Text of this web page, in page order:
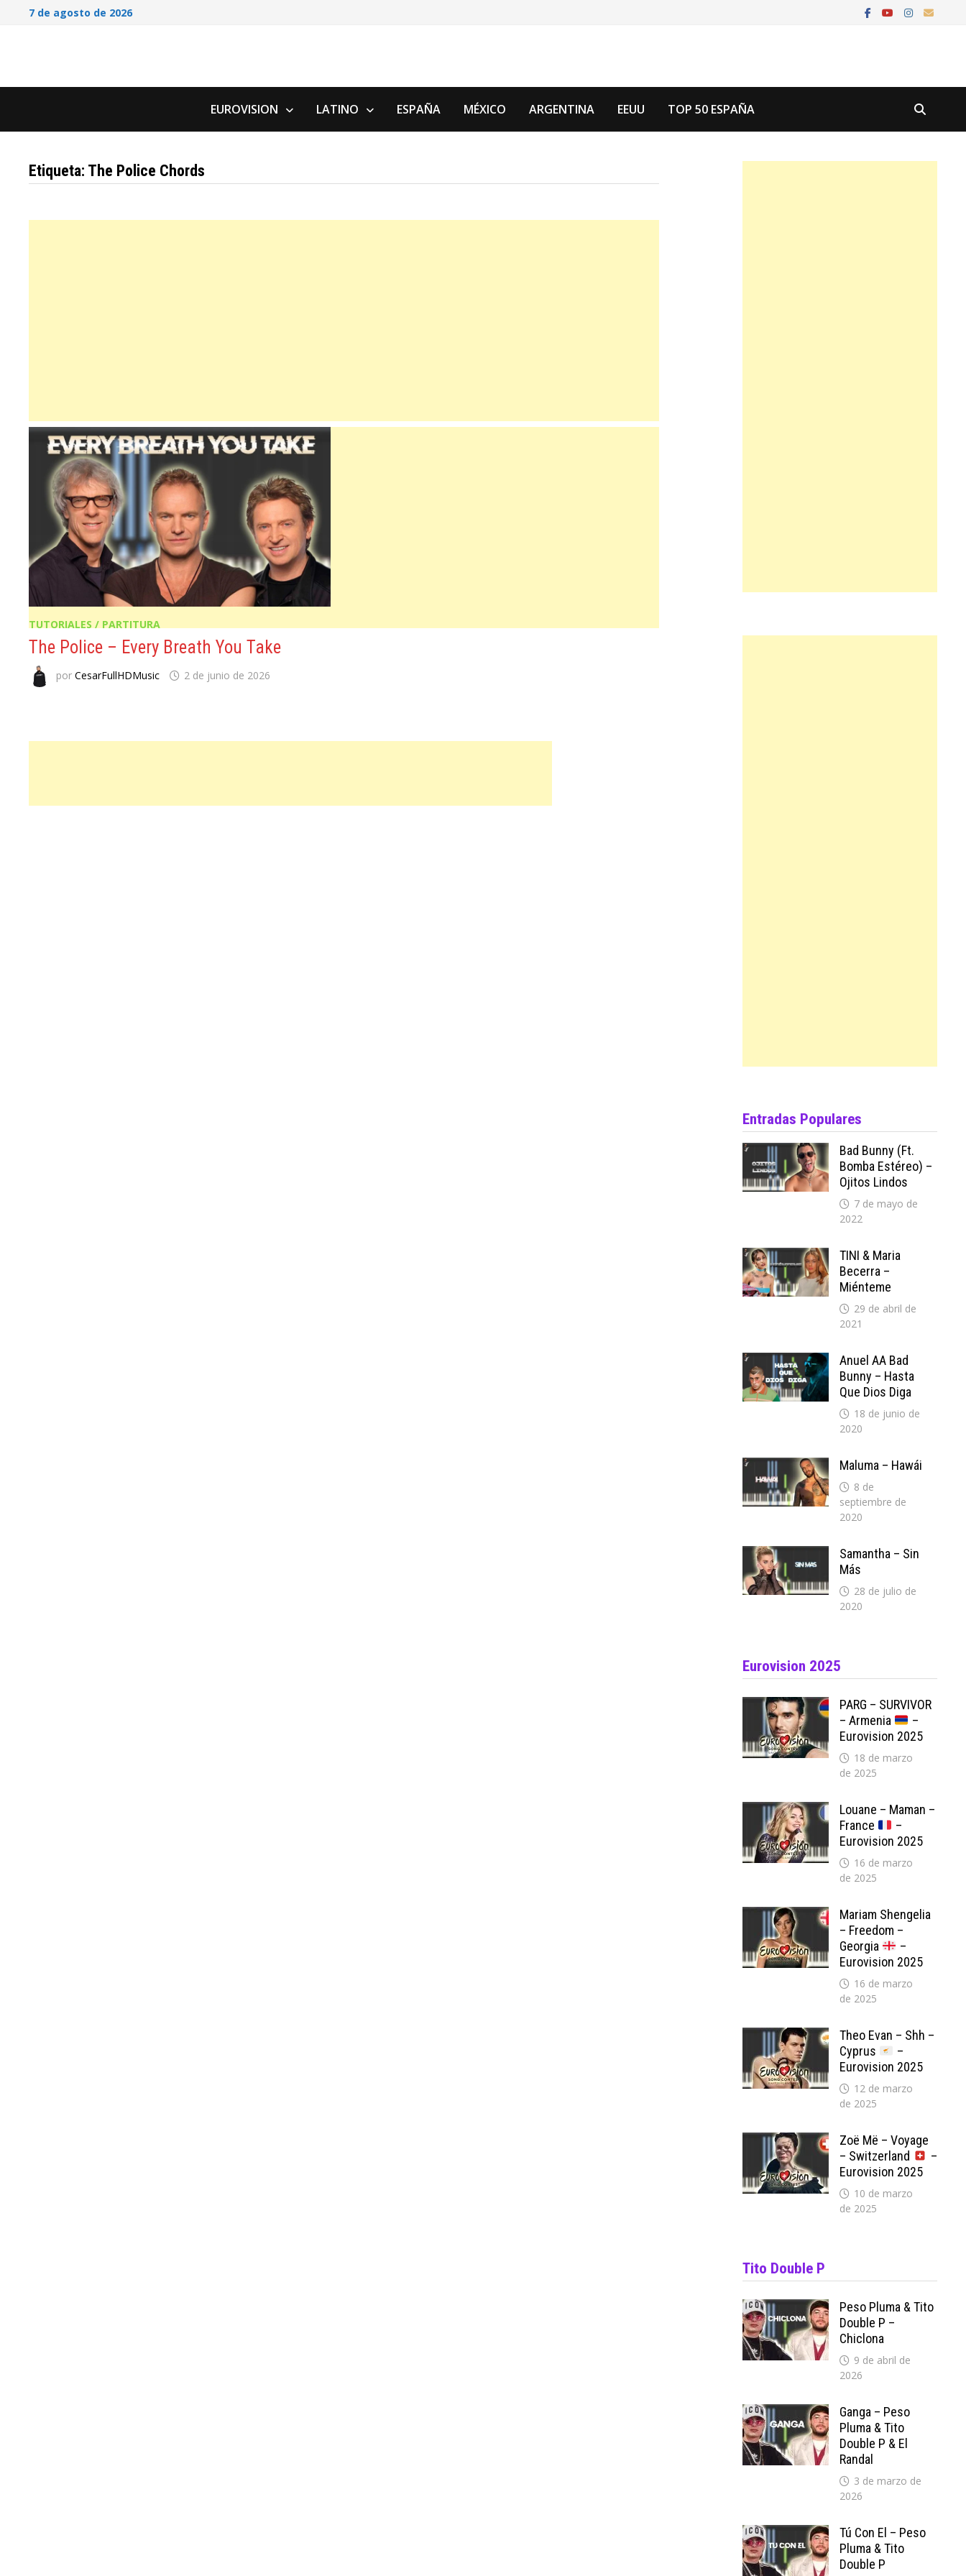
Saltar7 de agosto de 2026
EUROVISION LATINO ESPAÑA MÉXICO ARGENTINA EEUU TOP 50 ESPAÑA
Etiqueta: The Police Chords
TUTORIALES / PARTITURA
The Police – Every Breath You Take
porCesarFullHDMusic 2 de junio de 2026
Entradas Populares
Bad Bunny (ft.
Bomba Estéreo) –
Ojitos Lindos
7 de mayo de
2022
TINI & Maria
Becerra –
Miénteme
29 de abril de
2021
Anuel AA Bad
Bunny – Hasta
Que Dios Diga
18 de junio de
2020
Maluma – Hawái
8 de
septiembre de
2020
Samantha – Sin
Más
28 de julio de
2020
Eurovision 2025
PARG – SURVIVOR
– Armenia
–
Eurovision 2025
18 de marzo
de 2025
Louane – Maman –
France
–
Eurovision 2025
16 de marzo
de 2025
Mariam Shengelia
– Freedom –
Georgia
–
Eurovision 2025
16 de marzo
de 2025
Theo Evan – Shh –
Cyprus
–
Eurovision 2025
12 de marzo
de 2025
Zoë Më – Voyage
– Switzerland
–
Eurovision 2025
10 de marzo
de 2025
Tito Double P
Peso Pluma & Tito
Double P –
Chiclona
9 de abril de
2026
Ganga – Peso
Pluma & Tito
Double P & El
Randal
3 de marzo de
2026
Tú Con El – Peso
Pluma & Tito
Double P